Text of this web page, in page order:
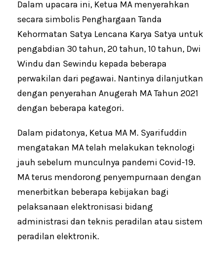
Dalam upacara ini, Ketua MA menyerahkan
secara simbolis Penghargaan Tanda
Kehormatan Satya Lencana Karya Satya untuk
pengabdian 30 tahun, 20 tahun, 10 tahun, Dwi
Windu dan Sewindu kepada beberapa
perwakilan dari pegawai. Nantinya dilanjutkan
dengan penyerahan Anugerah MA Tahun 2021
dengan beberapa kategori.
Dalam pidatonya, Ketua MA M. Syarifuddin
mengatakan MA telah melakukan teknologi
jauh sebelum munculnya pandemi Covid-19.
MA terus mendorong penyempurnaan dengan
menerbitkan beberapa kebijakan bagi
pelaksanaan elektronisasi bidang
administrasi dan teknis peradilan atau sistem
peradilan elektronik.